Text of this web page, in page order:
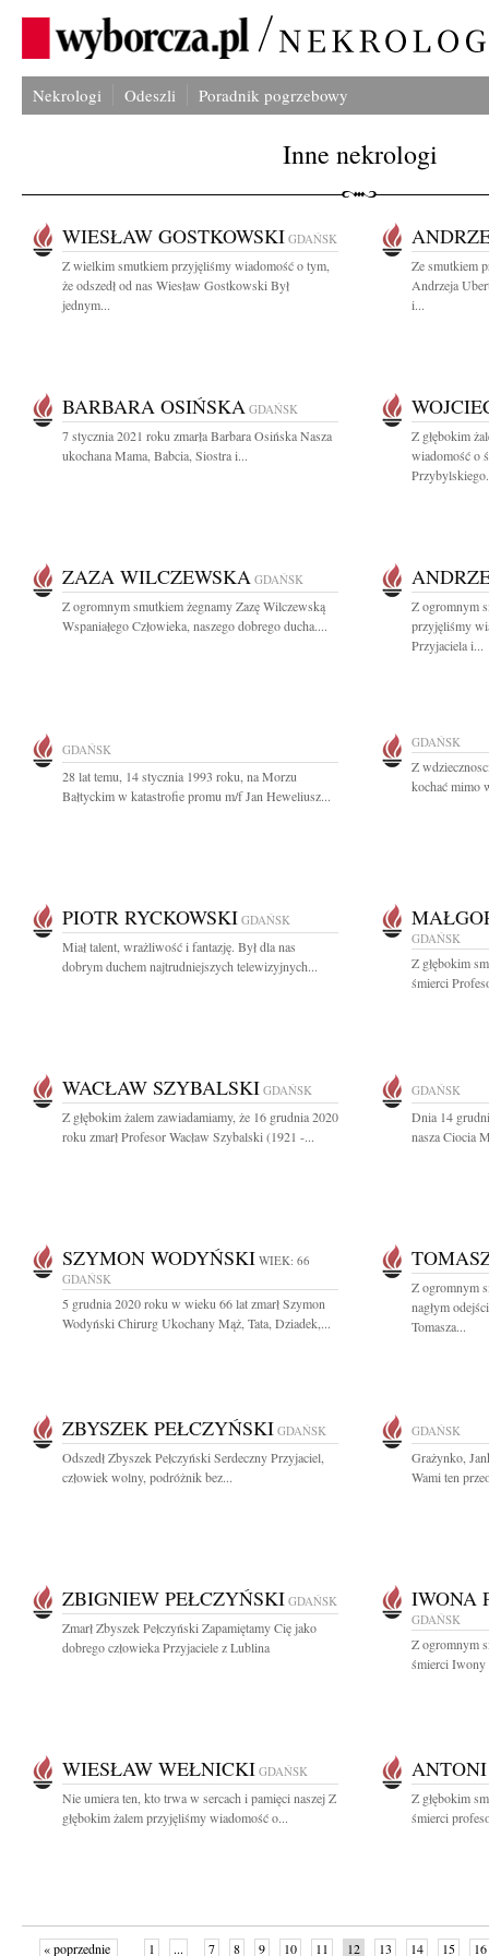
Nekrologi Odeszli Poradnik pogrzebowy
Inne nekrologi
WIESŁAW GOSTKOWSKI GDAŃSK
Z wielkim smutkiem przyjęliśmy wiadomość o tym,
że odszedł od nas Wiesław Gostkowski Był
jednym...
Ze smutkiem
Andrzeja
i...
BARBARA OSIŃSKA GDAŃSK
7 stycznia 2021 roku zmarła Barbara Osińska Nasza
ukochana Mama, Babcia, Siostra i...
Z głębokim
wiadomość o
ZAZA WILCZEWSKA GDAŃSK
Z ogromnym smutkiem żegnamy Zazę Wilczewską
Wspaniałego Człowieka, naszego dobrego ducha....
Z ogromnym
przyjęliśmy
Przyjaciela i...
GDAŃSK
28 lat temu, 14 stycznia 1993 roku, na Morzu
Bałtyckim w katastrofie promu m/f Jan Heweliusz...
GDAŃSK
Z
kochać mimo
PIOTR RYCKOWSKI GDAŃSK
Miał talent, wrażliwość i fantazję. Był dla nas
dobrym duchem najtrudniejszych telewizyjnych...
GDAŃSK
Z głębokim
śmierci
WACŁAW SZYBALSKI GDAŃSK
Z głębokim żalem zawiadamiamy, że 16 grudnia 2020
roku zmarł Profesor Wacław Szybalski (1921 -...
GDAŃSK
Dnia 14
nasza Ciocia
SZYMON WODYŃSKI WIEK: 66
GDAŃSK
5 grudnia 2020 roku w wieku 66 lat zmarł Szymon
Wodyński Chirurg Ukochany Mąż, Tata, Dziadek,...
Z ogromnym
nagłym
Tomasza...
ZBYSZEK PEŁCZYŃSKI GDAŃSK
Odszedł Zbyszek Pełczyński Serdeczny Przyjaciel,
człowiek wolny, podróżnik bez...
GDAŃSK
Grażynko,
Wami ten
ZBIGNIEW PEŁCZYŃSKI GDAŃSK
Zmarł Zbyszek Pełczyński Zapamiętamy Cię jako
dobrego człowieka Przyjaciele z Lublina
IWONA
GDAŃSK
Z ogromnym
śmierci Iwony
WIESŁAW WEŁNICKI GDAŃSK
Nie umiera ten, kto trwa w sercach i pamięci naszej Z
głębokim żalem przyjęliśmy wiadomość o...
Z głębokim
śmierci
« poprzednie 1 ... 7 8 9 10 11 12 13 14 15 16